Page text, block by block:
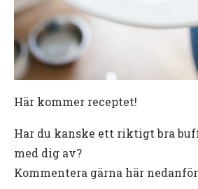
Här kommer receptet!
Har du kanske ett riktigt bra
med dig av?
Kommentera gärna här